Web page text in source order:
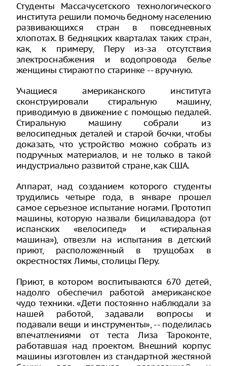
Студенты Массачусетского технологического
института решили помочь бедному населению
развивающихся стран в повседневных
хлопотах. В бедняцких кварталах таких стран,
как, к примеру, Перу из-за отсутствия
электроснабжения и водопровода белье
женщины стирают по старинке -- вручную.
Учащиеся американского института
сконструировали стиральную машину,
приводимую в движение с помощью педалей.
Стиральную машину собрали из
велосипедных деталей и старой бочки, чтобы
доказать, что устройство можно собрать из
подручных материалов, и не только в такой
индустриально развитой стране, как США.
Аппарат, над созданием которого студенты
трудились четыре года, в январе прошел
самое серьезное испытание ногами. Прототип
машины, которую назвали бицилавадора (от
испанских «велосипед» и «стиральная
машина»), отвезли на испытания в детский
приют, расположенный в трущобах в
окрестностях Лимы, столицы Перу.
Приют, в котором воспитываются 670 детей,
надолго обеспечил работой американское
чудо техники. «Дети постоянно наблюдали за
нашей работой, задавали вопросы и
подавали вещи и инструменты», -- поделилась
впечатлениями от теста Лиза Тароконте,
работавшая над проектом. Внешний корпус
машины изготовлен из стандартной жестяной